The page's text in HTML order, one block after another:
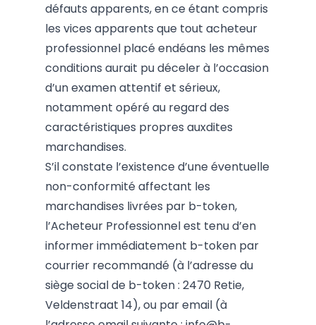
défauts apparents, en ce étant compris
les vices apparents que tout acheteur
professionnel placé endéans les mêmes
conditions aurait pu déceler à l’occasion
d’un examen attentif et sérieux,
notamment opéré au regard des
caractéristiques propres auxdites
marchandises.
S’il constate l’existence d’une éventuelle
non-conformité affectant les
marchandises livrées par b-token,
l’Acheteur Professionnel est tenu d’en
informer immédiatement b-token par
courrier recommandé (à l’adresse du
siège social de b-token : 2470 Retie,
Veldenstraat 14), ou par email (à